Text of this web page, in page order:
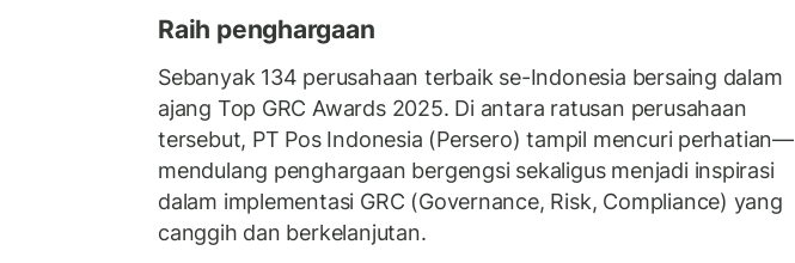
Raih penghargaan
Sebanyak 134 perusahaan terbaik se-Indonesia bersaing dalam
ajang Top GRC Awards 2025. Di antara ratusan perusahaan
tersebut, PT Pos Indonesia (Persero) tampil mencuri perhatian—
mendulang penghargaan bergengsi sekaligus menjadi inspirasi
dalam implementasi GRC (Governance, Risk, Compliance) yang
canggih dan berkelanjutan.